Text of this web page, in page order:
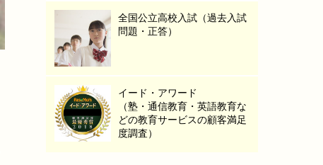
全国公立高校入試（過去入試
問題・正答）
イード・アワード
（塾・通信教育・英語教育な
どの教育サービスの顧客満足
度調査）